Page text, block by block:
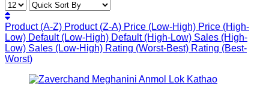
Product (A-Z) Product (Z-A) Price (Low-High) Price (High-
Low) Default (Low-High) Default (High-Low) Sales (High-
Low) Sales (Low-High) Rating (Worst-Best) Rating (Best-
Worst)